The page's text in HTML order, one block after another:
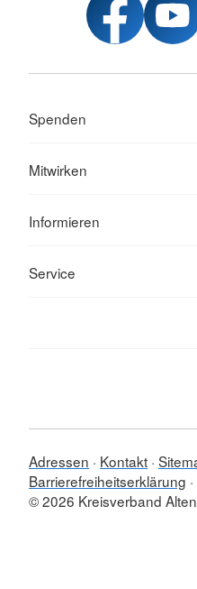
Spenden
Mitwirken
Informieren
Service
Adressen Kontakt
Barrierefreiheitserklärung
© 2026 Kreisverband